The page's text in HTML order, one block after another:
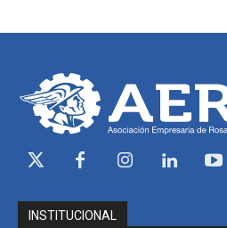
INSTITUCIONAL